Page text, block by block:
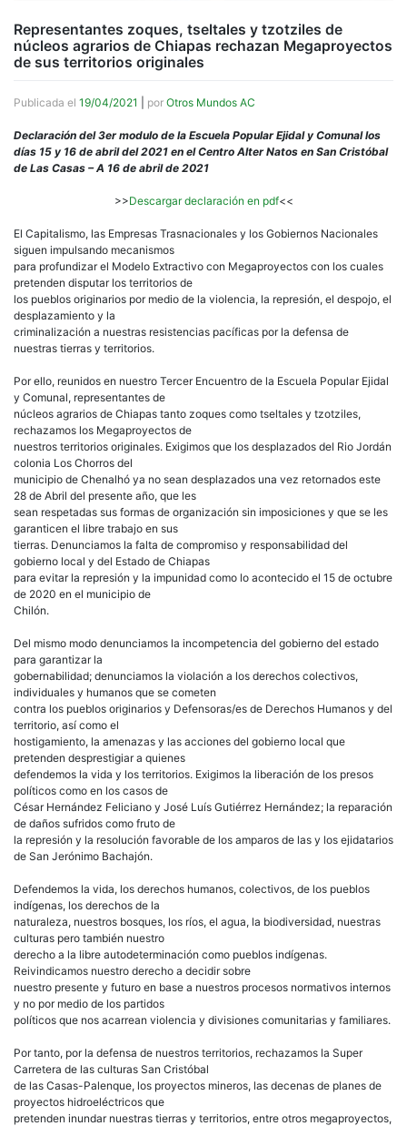
Representantes zoques, tseltales y tzotziles de
núcleos agrarios de Chiapas rechazan Megaproyectos
de sus territorios originales
Publicada el 19/04/2021 por Otros Mundos AC
Declaración del 3er modulo de la Escuela Popular Ejidal y Comunal los
días 15 y 16 de abril del 2021 en el Centro Alter Natos en San Cristóbal
de Las Casas – A 16 de abril de 2021
>>Descargar declaración en pdf<<
El Capitalismo, las Empresas Trasnacionales y los Gobiernos Nacionales
siguen impulsando mecanismos
para profundizar el Modelo Extractivo con Megaproyectos con los cuales
pretenden disputar los territorios de
los pueblos originarios por medio de la violencia, la represión, el despojo, el
desplazamiento y la
criminalización a nuestras resistencias pacíficas por la defensa de
nuestras tierras y territorios.
Por ello, reunidos en nuestro Tercer Encuentro de la Escuela Popular Ejidal
y Comunal, representantes de
núcleos agrarios de Chiapas tanto zoques como tseltales y tzotziles,
rechazamos los Megaproyectos de
nuestros territorios originales. Exigimos que los desplazados del Rio Jordán
colonia Los Chorros del
municipio de Chenalhó ya no sean desplazados una vez retornados este
28 de Abril del presente año, que les
sean respetadas sus formas de organización sin imposiciones y que se les
garanticen el libre trabajo en sus
tierras. Denunciamos la falta de compromiso y responsabilidad del
gobierno local y del Estado de Chiapas
para evitar la represión y la impunidad como lo acontecido el 15 de octubre
de 2020 en el municipio de
Chilón.
Del mismo modo denunciamos la incompetencia del gobierno del estado
para garantizar la
gobernabilidad; denunciamos la violación a los derechos colectivos,
individuales y humanos que se cometen
contra los pueblos originarios y Defensoras/es de Derechos Humanos y del
territorio, así como el
hostigamiento, la amenazas y las acciones del gobierno local que
pretenden desprestigiar a quienes
defendemos la vida y los territorios. Exigimos la liberación de los presos
políticos como en los casos de
César Hernández Feliciano y José Luís Gutiérrez Hernández; la reparación
de daños sufridos como fruto de
la represión y la resolución favorable de los amparos de las y los ejidatarios
de San Jerónimo Bachajón.
Defendemos la vida, los derechos humanos, colectivos, de los pueblos
indígenas, los derechos de la
naturaleza, nuestros bosques, los ríos, el agua, la biodiversidad, nuestras
culturas pero también nuestro
derecho a la libre autodeterminación como pueblos indígenas.
Reivindicamos nuestro derecho a decidir sobre
nuestro presente y futuro en base a nuestros procesos normativos internos
y no por medio de los partidos
políticos que nos acarrean violencia y divisiones comunitarias y familiares.
Por tanto, por la defensa de nuestros territorios, rechazamos la Super
Carretera de las culturas San Cristóbal
de las Casas-Palenque, los proyectos mineros, las decenas de planes de
proyectos hidroeléctricos que
pretenden inundar nuestras tierras y territorios, entre otros megaproyectos,